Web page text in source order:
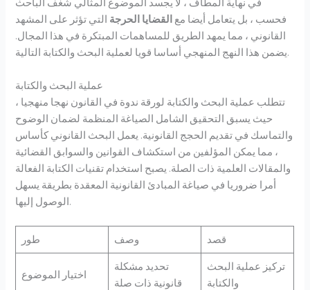
فحسب ، بل يتعامل أيضا مع القضايا الحرجة التي تؤثر على المشهد
القانوني ، مما يمهد الطريق للمساهمات المبتكرة في هذا المجال.
يضمن هذا النهج المنهجي أساسا قويا لعملية البحث والكتابة التالية.
عملية البحث والكتابة
تتطلب عملية البحث والكتابة لورقة ندوة في القانون نهجا منهجيا ،
حيث يسبق التحقيق الشامل الصياغة المنظمة لضمان الوضوح
والتماسك في تقديم الحجج القانونية. يعمل البحث القانوني كأساس
، مما يمكن المؤلفين من استكشاف القوانين والسوابق القضائية
والمقالات العلمية ذات الصلة. يصبح استخدام تقنيات الكتابة الفعالة
أمرا ضروريا في صياغة المبادئ القانونية المعقدة بطريقة يسهل
الوصول إليها.
طور وصف قصد
اختيار الموضوع
تحديد مشكلة
قانونية ذات صلة
تركيز عملية البحث
والكتابة